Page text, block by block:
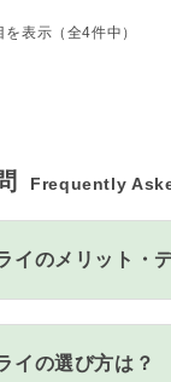
表示（全4件中）
Frequently
イのメリット・
イの選び方は？